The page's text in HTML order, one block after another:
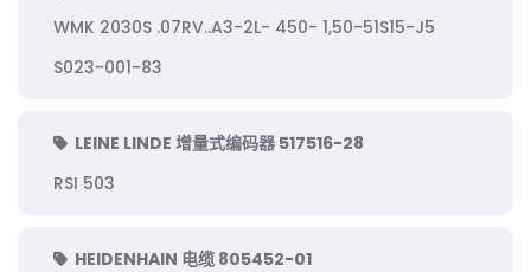
WMK 2030S .07RV..A3-2L- 450- 1,50-51S15-J5
S023-001-83
LEINE LINDE 增量式编码器 517516-28
RSI 503
HEIDENHAIN 电缆 805452-01